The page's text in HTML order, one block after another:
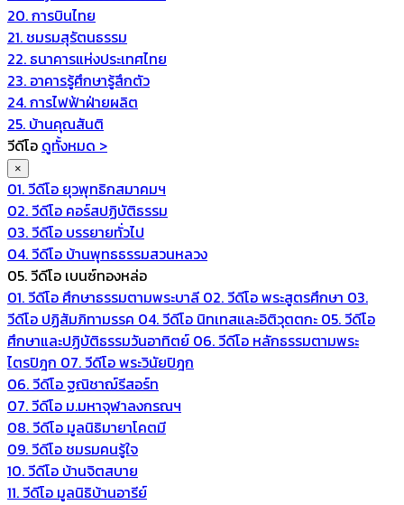
20. การบินไทย
21. ชมรมสุรัตนธรรม
22. ธนาคารแห่งประเทศไทย
23. อาคารรู้ศึกษารู้สึกตัว
24. การไฟฟ้าฝ่ายผลิต
25. บ้านคุณสันติ
วีดีโอ ดูทั้งหมด >
×
01. วีดีโอ ยุวพุทธิกสมาคมฯ
02. วีดีโอ คอร์สปฏิบัติธรรม
03. วีดีโอ บรรยายทั่วไป
04. วีดีโอ บ้านพุทธธรรมสวนหลวง
05. วีดีโอ เบนซ์ทองหล่อ
01. วีดีโอ ศึกษาธรรมตามพระบาลี 02. วีดีโอ พระสูตรศึกษา 03.
วีดีโอ ปฏิสัมภิทามรรค 04. วีดีโอ นิทเทสและอิติวุตตกะ 05. วีดีโอ
ศึกษาและปฏิบัติธรรมวันอาทิตย์ 06. วีดีโอ หลักธรรมตามพระ
ไตรปิฎก 07. วีดีโอ พระวินัยปิฎก
06. วีดีโอ ฐณิชาฌ์รีสอร์ท
07. วีดีโอ ม.มหาจุฬาลงกรณฯ
08. วีดีโอ มูลนิธิมายาโคตมี
09. วีดีโอ ชมรมคนรู้ใจ
10. วีดีโอ บ้านจิตสบาย
11. วีดีโอ มูลนิธิบ้านอารีย์